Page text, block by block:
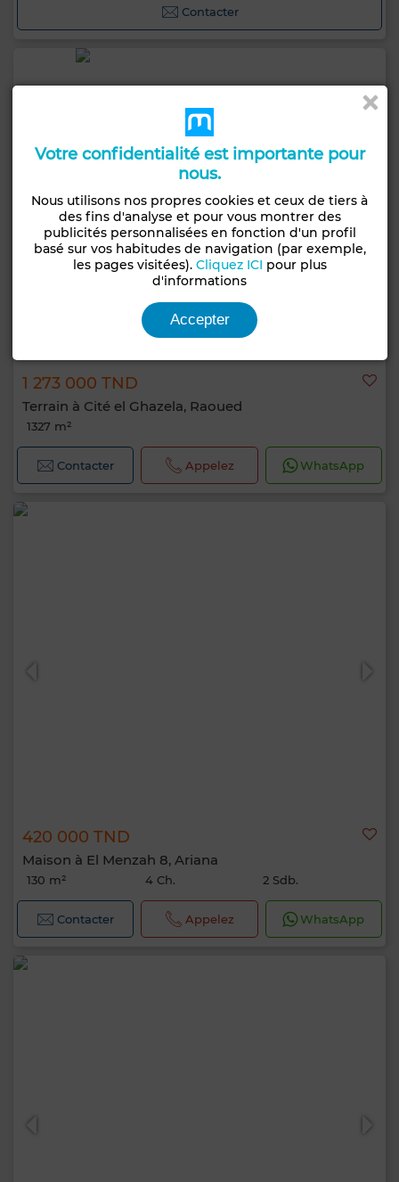
Contacter
1 273 000 TND
Terrain à Cité el Ghazela, Raoued
1327 m²
Contacter Appelez WhatsApp
420 000 TND
Maison à El Menzah 8, Ariana
130 m² 4 Ch. 2 Sdb.
Contacter Appelez WhatsApp
Votre confidentialité est importante pour
nous.
Nous utilisons nos propres cookies et ceux de tiers à
des fins d'analyse et pour vous montrer des
publicités personnalisées en fonction d'un profil
basé sur vos habitudes de navigation (par exemple,
les pages visitées). Cliquez ICI pour plus
d'informations
Accepter